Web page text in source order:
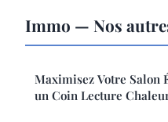
Immo — Nos
Maximisez Votre Salon
un Coin Lecture